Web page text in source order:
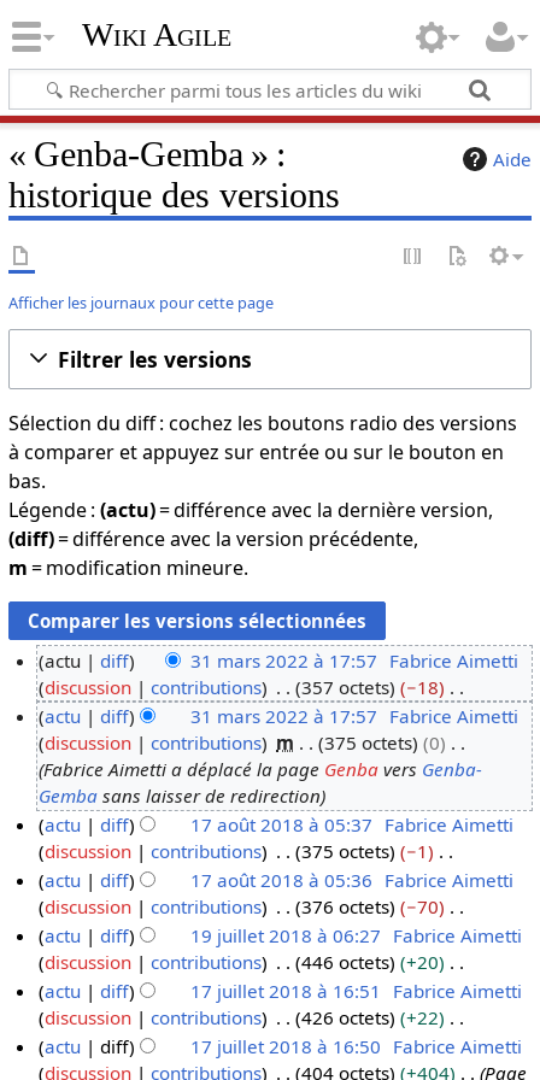
Wiki Agile
Aide
« Genba-Gemba » :
historique des versions
Afficher les journaux pour cette page
Filtrer les versions
Sélection du diff : cochez les boutons radio des versions
à comparer et appuyez sur entrée ou sur le bouton en
bas.
Légende : (actu)= différence avec la dernière version,
(diff)= différence avec la version précédente,
m= modification mineure.
1
s
0
2
actu diff 31 mars 2022 à 17:57 Fabrice Aimetti
discussion
contributions 357 octets
−18
A
u
c
u
n
r
é
s
u
m
é
d
e
s
actu diff 31 mars 2022 à 17:57 Fabrice Aimetti
discussion
contributions m 375 octets
0
Fabrice Aimetti a déplacé la page Genba vers Genba-
Gemba sans laisser de redirection
7
o
0
actu diff 17 août 2018 à 05:37 Fabrice Aimetti
discussion
contributions 375 octets
−1
A
u
c
u
n
r
é
s
actu diff 17 août 2018 à 05:36 Fabrice Aimetti
discussion
contributions 376 octets
−70
A
u
c
u
n
r
9
u
actu diff 19 juillet 2018 à 06:27 Fabrice Aimetti
discussion
contributions 446 octets
+20
A
u
c
u
7
actu diff 17 juillet 2018 à 16:51
Fabrice Aimetti
discussion
contributions 426 octets
+22
A
u
actu diff 17 juillet 2018 à 16:50 Fabrice Aimetti
discussion
contributions 404 octets +404 Page